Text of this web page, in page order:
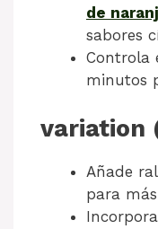
de
sabores
Controla
minutos
variation
Añade
para